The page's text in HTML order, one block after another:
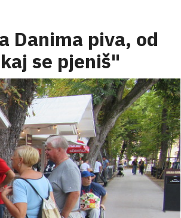
Danima piva, od
se pjeniš"